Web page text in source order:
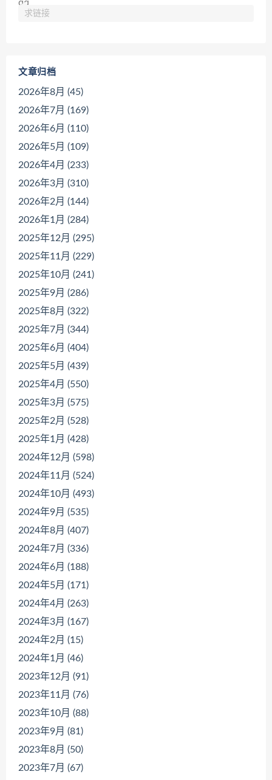
求链接
文章归档
2026年8月 (45)
2026年7月 (169)
2026年6月 (110)
2026年5月 (109)
2026年4月 (233)
2026年3月 (310)
2026年2月 (144)
2026年1月 (284)
2025年12月 (295)
2025年11月 (229)
2025年10月 (241)
2025年9月 (286)
2025年8月 (322)
2025年7月 (344)
2025年6月 (404)
2025年5月 (439)
2025年4月 (550)
2025年3月 (575)
2025年2月 (528)
2025年1月 (428)
2024年12月 (598)
2024年11月 (524)
2024年10月 (493)
2024年9月 (535)
2024年8月 (407)
2024年7月 (336)
2024年6月 (188)
2024年5月 (171)
2024年4月 (263)
2024年3月 (167)
2024年2月 (15)
2024年1月 (46)
2023年12月 (91)
2023年11月 (76)
2023年10月 (88)
2023年9月 (81)
2023年8月 (50)
2023年7月 (67)